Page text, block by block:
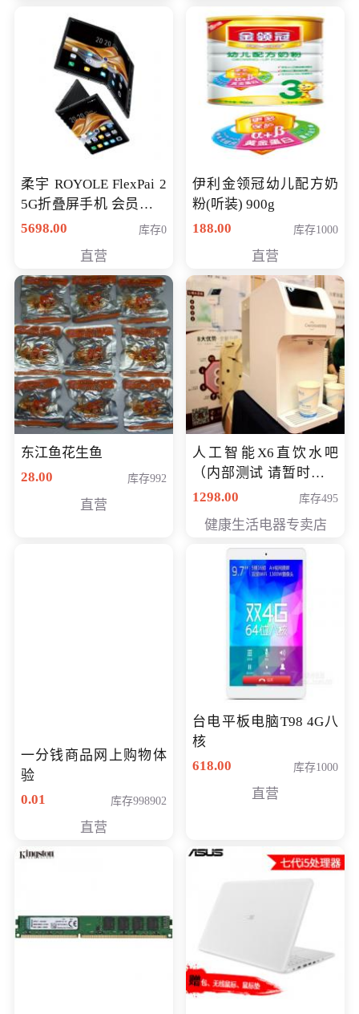
柔宇 ROYOLE FlexPai 2
5G折叠屏手机 会员专享
购买价格 4998元
5698.00 库存0
直营
伊利金领冠幼儿配方奶
粉(听装) 900g
188.00
库存1000
直营
东江鱼花生鱼
28.00
库存992
直营
人工智能X6直饮水吧
（内部测试 请暂时不要
购买）
1298.00 库存495
健康生活电器专卖店
一分钱商品网上购物体
验
0.01
库存998902
直营
台电平板电脑T98 4G八
核
618.00
库存1000
直营